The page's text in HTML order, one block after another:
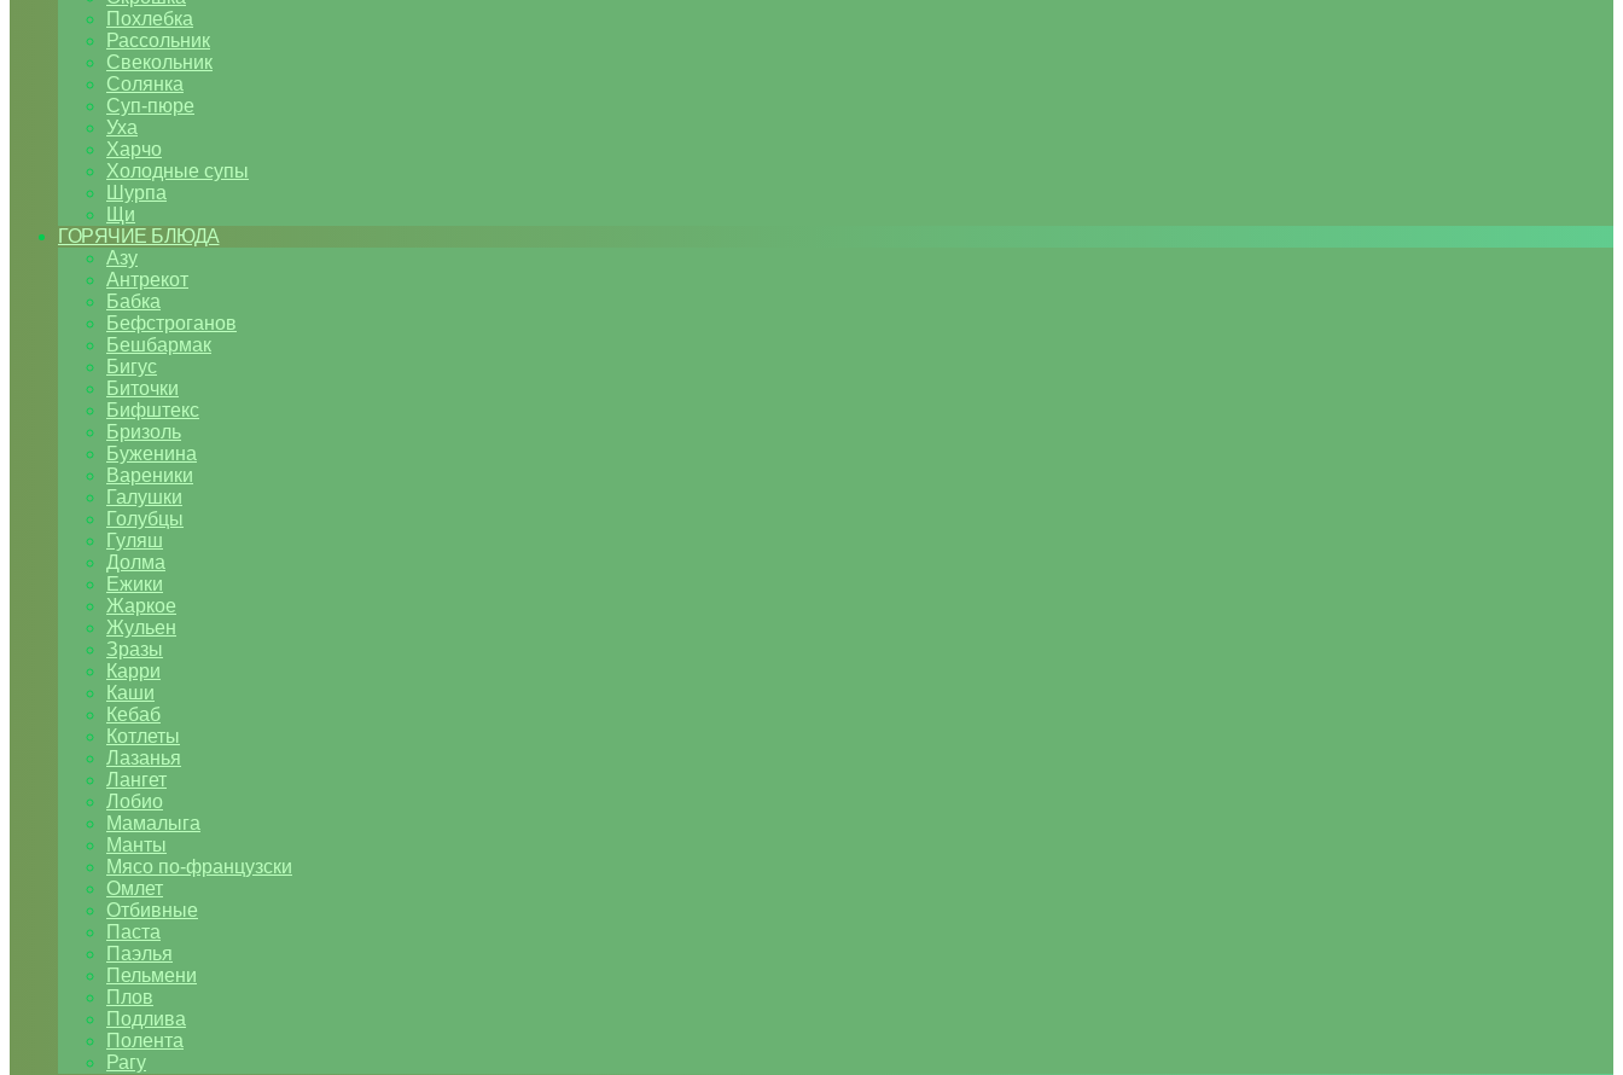
Похлебка
Рассольник
Свекольник
Солянка
Суп-пюре
Уха
Харчо
Холодные супы
Шурпа
Щи
ГОРЯЧИЕ БЛЮДА
Азу
Антрекот
Бабка
Бефстроганов
Бешбармак
Бигус
Биточки
Бифштекс
Бризоль
Буженина
Вареники
Галушки
Голубцы
Гуляш
Долма
Ежики
Жаркое
Жульен
Зразы
Карри
Каши
Кебаб
Котлеты
Лазанья
Лангет
Лобио
Мамалыга
Манты
Мясо по-французски
Омлет
Отбивные
Паста
Паэлья
Пельмени
Плов
Подлива
Полента
Рагу